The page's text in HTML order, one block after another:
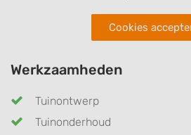
Cookies
Werkzaamheden
Tuinontwerp
Tuinonderhoud